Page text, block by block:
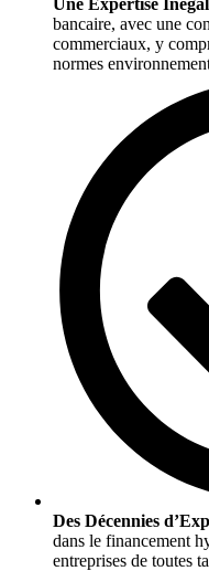
bancaire, avec une
commerciaux, y
normes
Des Décennies
dans le financement
entreprises de toutes